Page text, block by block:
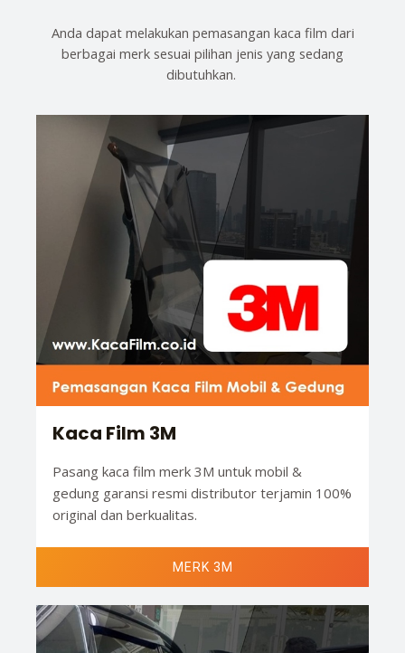
Anda dapat melakukan pemasangan kaca film dari
berbagai merk sesuai pilihan jenis yang sedang
dibutuhkan.
Kaca Film 3M
Pasang kaca film merk 3M untuk mobil &
gedung garansi resmi distributor terjamin 100%
original dan berkualitas.
MERK 3M